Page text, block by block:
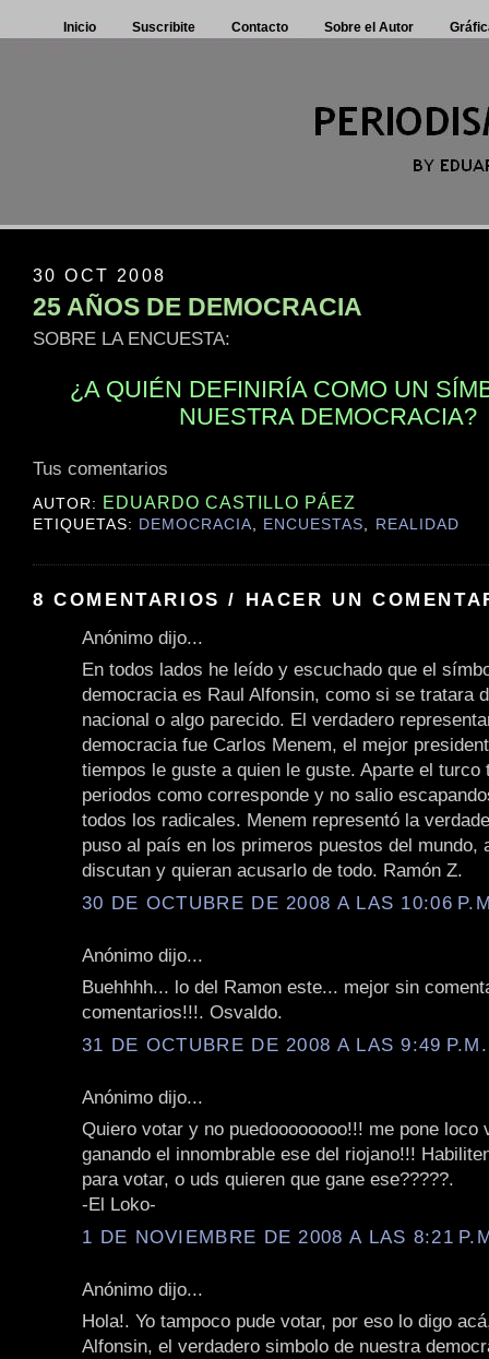
Inicio Suscribite Contacto Sobre el Autor
30 OCT 2008
25 AÑOS DE DEMOCRACIA
SOBRE LA ENCUESTA:
¿A QUIÉN DEFINIRÍA COMO UN
NUESTRA DEMOCRACIA?
Tus comentarios
AUTOR: EDUARDO CASTILLO PÁEZ
ETIQUETAS: DEMOCRACIA, ENCUESTAS, REALIDAD
8 COMENTARIOS / HACER UN
Anónimo dijo...
En todos lados he leído y escuchado que el
democracia es Raul Alfonsin, como si se tratara
nacional o algo parecido. El verdadero
democracia fue Carlos Menem, el mejor
tiempos le guste a quien le guste. Aparte el turco
periodos como corresponde y no salio
todos los radicales. Menem representó la
puso al país en los primeros puestos del mundo,
discutan y quieran acusarlo de todo. Ramón Z.
30 DE OCTUBRE DE 2008 A LAS 10:06
Anónimo dijo...
Buehhhh... lo del Ramon este... mejor sin
comentarios!!!. Osvaldo.
31 DE OCTUBRE DE 2008 A LAS 9:49 P.M.
Anónimo dijo...
Quiero votar y no puedoooooooo!!! me pone loco
ganando el innombrable ese del riojano!!!
para votar, o uds quieren que gane ese?????.
-El Loko-
1 DE NOVIEMBRE DE 2008 A LAS 8:21
Anónimo dijo...
Hola!. Yo tampoco pude votar, por eso lo digo
Alfonsin, el verdadero simbolo de nuestra